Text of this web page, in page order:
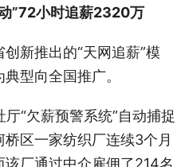
”72小时追薪2320万
新推出的“天网追薪”模
型向全国推广。
“欠薪预警系统”自动捕捉
区一家纺织厂连续3个月